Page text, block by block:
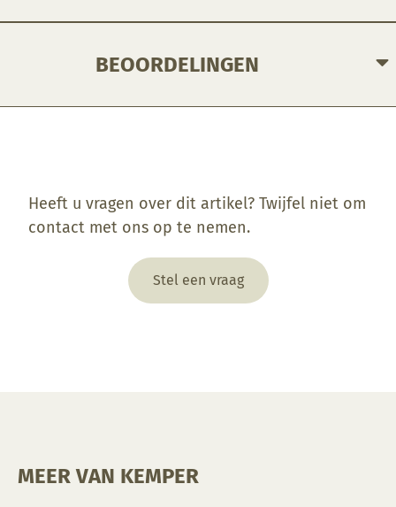
BEOORDELINGEN
Heeft u vragen over dit artikel? Twijfel niet om
contact met ons op te nemen.
Stel een vraag
MEER VAN KEMPER